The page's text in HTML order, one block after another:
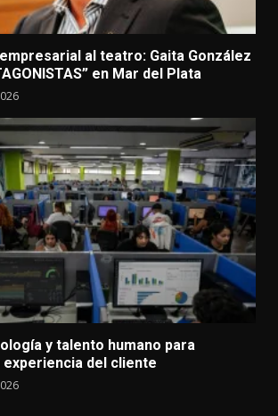
al teatro: Gaita González
en Mar del Plata
y talento humano para
del cliente